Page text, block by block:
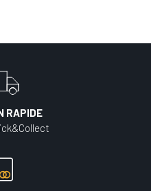
RAPIDE